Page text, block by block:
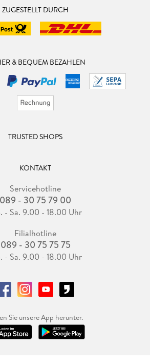
ZUGESTELLT DURCH
& BEQUEM BEZAHLEN
TRUSTED SHOPS
KONTAKT
Servicehotline
089 - 30 75 79 00
- Sa. 9.00 - 18.00 Uhr
Filialhotline
089 - 30 75 75 75
- Sa. 9.00 - 18.00 Uhr
Sie unsere App herunter.